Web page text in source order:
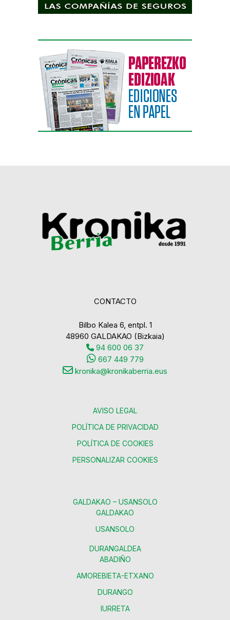
CONTACTO
Bilbo Kalea 6, entpl. 1
48960 GALDAKAO (Bizkaia)
94 600 06 37
667 449 779
kronika@kronikaberria.eus
AVISO LEGAL
POLÍTICA DE PRIVACIDAD
POLÍTICA DE COOKIES
PERSONALIZAR COOKIES
GALDAKAO – USANSOLO
GALDAKAO
USANSOLO
DURANGALDEA
ABADIÑO
AMOREBIETA-ETXANO
DURANGO
IURRETA